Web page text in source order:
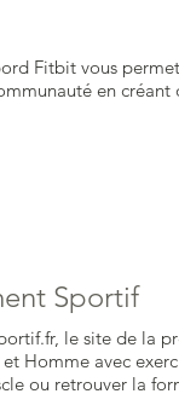
Fitbit vous
en
Sportif
le site de la
Homme avec
ou retrouver la